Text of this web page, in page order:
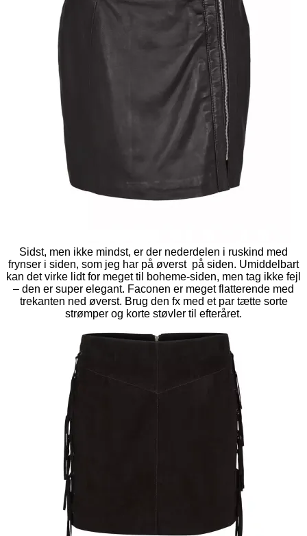
Sidst, men ikke mindst, er der nederdelen i ruskind med
frynser i siden, som jeg har på øverst på siden. Umiddelbart
kan det virke lidt for meget til boheme-siden, men tag ikke fejl
– den er super elegant. Faconen er meget flatterende med
trekanten ned øverst. Brug den fx med et par tætte sorte
strømper og korte støvler til efteråret.